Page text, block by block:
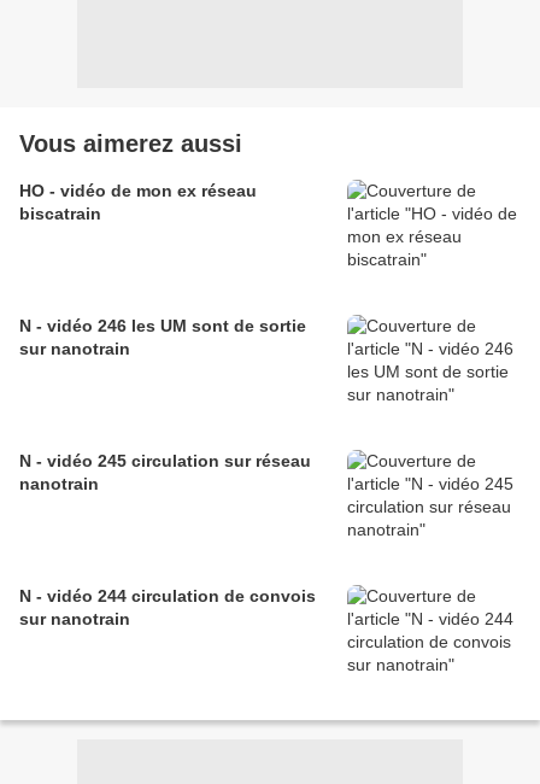
Vous aimerez aussi
HO - vidéo de mon ex réseau
biscatrain
N - vidéo 246 les UM sont de sortie
sur nanotrain
N - vidéo 245 circulation sur réseau
nanotrain
N - vidéo 244 circulation de convois
sur nanotrain